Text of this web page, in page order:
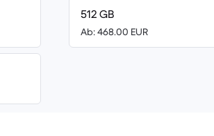
512 GB
Ab: 468.00 EUR